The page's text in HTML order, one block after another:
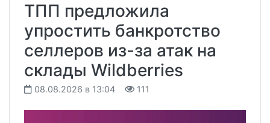
ТПП предложила
упростить банкротство
селлеров из-за атак на
склады Wildberries
08.08.2026 в 13:04 111